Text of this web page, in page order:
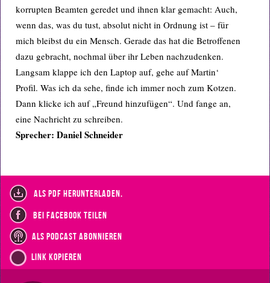
korrupten Beamten geredet und ihnen klar gemacht: Auch,
wenn das, was du tust, absolut nicht in Ordnung ist – für
mich bleibst du ein Mensch. Gerade das hat die Betroffenen
dazu gebracht, nochmal über ihr Leben nachzudenken.
Langsam klappe ich den Laptop auf, gehe auf Martin‘
Profil. Was ich da sehe, finde ich immer noch zum Kotzen.
Dann klicke ich auf „Freund hinzufügen“. Und fange an,
eine Nachricht zu schreiben.
Sprecher: Daniel Schneider
als PDF herunterladen.
bei Facebook teilen
als Podcast abonnieren
Link kopieren